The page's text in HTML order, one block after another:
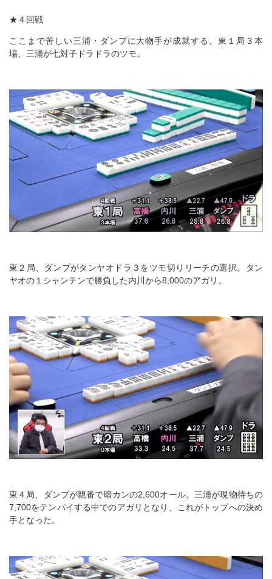
★４回戦
ここまで苦しい三浦・ダンプに大物手が成就する。東１局３本
場、三浦が七対子ドラドラのツモ。
東２局、ダンプがタンヤオドラ３をツモ切りリーチの選択。タン
ヤオの１シャンテンで勝負した内川から8,000のアガリ。
東４局、ダンプが親番で暗カンの2,600オール。三浦が現物待ちの
7,700をテンパイする中でのアガリとなり、これがトップへの決め
手となった。